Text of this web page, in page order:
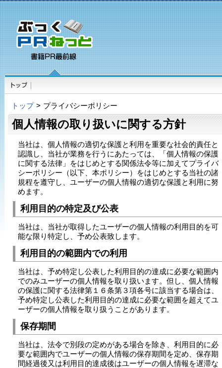
トップ > プライバシーポリシー
個人情報の取り扱いに関する方針
当社は、個人情報の適切な保護と利用を重要な社会的責任と
認識し、当社が業務を行うにあたっては、「個人情報の保護
に関する法律」をはじめとする関係法令等に加えてプライバ
シーポリシー（以下、本ポリシー）をはじめとする当社の諸
規程を遵守し、ユーザーの個人情報の適切な保護と利用に努
めます。
利用目的の特定及び公表
当社は、当社が取得したユーザーの個人情報の利用目的を可
能な限り特定し、予め公表致します。
利用目的の範囲内での利用
当社は、予め特定し公表した利用目的の達成に必要な範囲内
でのみユーザーの個人情報を取り扱います。但し、個人情報
の保護に関する法律第１６条第３項各号に該当する場合は、
予め特定し公表した利用目的の達成に必要な範囲を超えてユ
ーザーの個人情報を取り扱うことがあります。
保存期間
当社は、法令で別段の定めがある場合を除き、利用目的に必
要な範囲内でユーザーの個人情報の保存期間を定め、保存期
間経過後又は利用目的達成後はユーザーの個人情報を遅滞な